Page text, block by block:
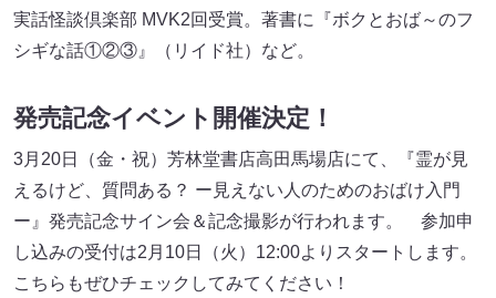
実話怪談倶楽部 MVK2回受賞。著書に『ボクとおば～のフ
シギな話①②③』（リイド社）など。
発売記念イベント開催決定！
3月20日（金・祝）芳林堂書店高田馬場店にて、『霊が見
えるけど、質問ある？ ー見えない人のためのおばけ入門
ー』発売記念サイン会＆記念撮影が行われます。 参加申
し込みの受付は2月10日（火）12:00よりスタートします。
こちらもぜひチェックしてみてください！